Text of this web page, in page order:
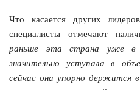
Что касается других
специалисты отмечают
раньше эта страна уже в
значительно уступала в
сейчас она упорно держится